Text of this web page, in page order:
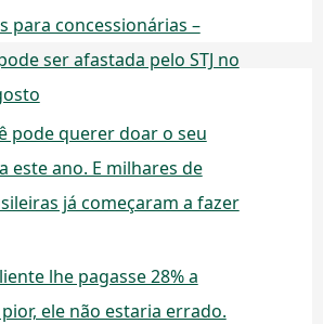
para concessionárias –
ser afastada pelo STJ no
pode querer doar o seu
este ano. E milhares de
já começaram a fazer
lhe pagasse 28% a
pior, ele não estaria errado.